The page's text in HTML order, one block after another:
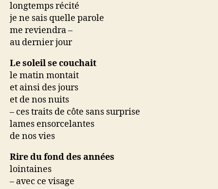
longtemps récité
je ne sais quelle parole
me reviendra –
au dernier jour
Le soleil se couchait
le matin montait
et ainsi des jours
et de nos nuits
– ces traits de côte sans surprise
lames ensorcelantes
de nos vies
Rire du fond des années
lointaines
– avec ce visage